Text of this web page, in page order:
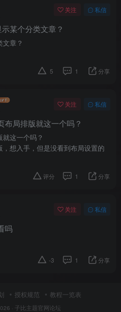
关注 私信
某个分类文章？
章？
5 1 分享
关注 私信
布局排版就这一个吗？
这一个吗？
想入手，但是没看到布局设置的
评分 1 分享
关注 私信
吗
-3 1 分享
授权规范 教程一览表
· 子比主题官网论坛